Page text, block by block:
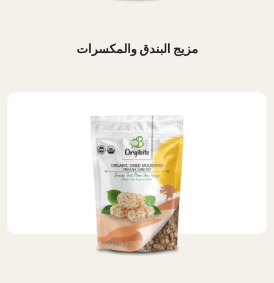
مزيج البندق والمكسرات